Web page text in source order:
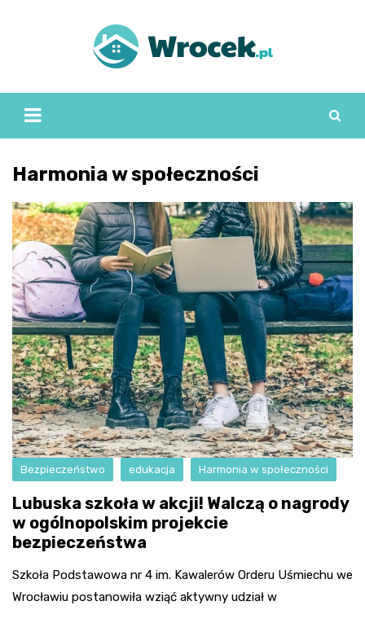
Harmonia w społeczności
Bezpieczeństwo edukacja Harmonia w społeczności
Lubuska szkoła w akcji! Walczą o nagrody
w ogólnopolskim projekcie
bezpieczeństwa
Szkoła Podstawowa nr 4 im. Kawalerów Orderu Uśmiechu we
Wrocławiu postanowiła wziąć aktywny udział w